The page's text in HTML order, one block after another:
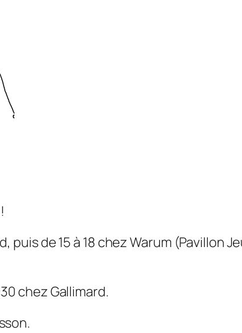
puis de 15 à 18 chez Warum (Pavillon
chez Gallimard.